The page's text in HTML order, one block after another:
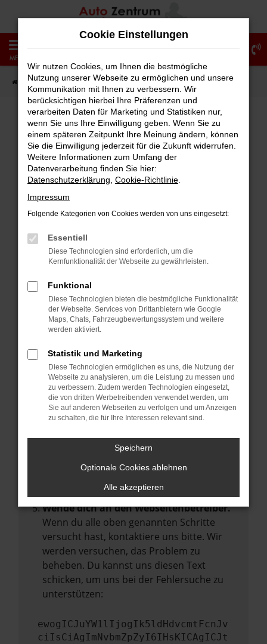
Zum
springen
MENÜ
Startseite Fahrzeugangebote Fahrzeug-Showroom
Fehler: Network Error
Beim Laden ist ein Fehler aufgetreten.
Hier sind ein paar Tipps, die dir helfen können:
Überprüfe deine Firewall und deine
Internetverbindung.
deine Suchmaschine?
Prüfe deine Browsererweiterungen.
können das Laden bestimmter Seiten
verhindern. Funktioniert die Seite in einem
anderen Browser oder in einem privaten
Fenster?
Starte dein Gerät neu.
Das kann manchmal helfen,
vorübergehende Probleme zu beheben.
Stelle sicher, dass dein Browser und dein
Betriebssystem auf dem neuesten Stand
Veraltete Software birgt nicht nur ein
führen, dass bestimmte Funktionen nicht
mehr unterstützt werden.
Wende dich an den Webseitenbetreiber.
Wenn du alle oben genannten Schritte
versucht hast, kontaktiere uns bitte. Wir
werden versuchen, das Problem zu
beheben. Du kannst uns diesen Text
schicken, um uns bei der Fehlersuche zu
unterstützen:
ewogICJuYW1lIjogIk5ldHdvcmtFcnJv
ciIsCiAgImNvbmZpZyI6IHsKICAgICJt
Cookie Einstellungen
Wir nutzen Cookies, um Ihnen die bestmögliche
Nutzung unserer Webseite zu ermöglichen und unsere
Kommunikation mit Ihnen zu verbessern. Wir
berücksichtigen hierbei Ihre Präferenzen und
verarbeiten Daten für Marketing und Statistiken nur,
wenn Sie uns Ihre Einwilligung geben. Wenn Sie zu
einem späteren Zeitpunkt Ihre Meinung ändern, können
Sie die Einwilligung jederzeit für die Zukunft widerrufen.
Weitere Informationen zum Umfang der
Datenverarbeitung finden Sie hier:
Datenschutzerklärung Cookie-Richtlinie
Impressum
Folgende Kategorien von Cookies werden von uns eingesetzt:
Essentiell
Diese Technologien sind erforderlich, um die
Kernfunktionalität der Webseite zu gewährleisten.
Funktional
Diese Technologien bieten die bestmögliche Funktionalität
der Webseite. Services von Drittanbietern wie Google
Maps, Chats, Fahrzeugbewertungssystem und weitere
werden aktiviert.
Statistik und Marketing
Diese Technologien ermöglichen es uns, die Nutzung der
Webseite zu analysieren, um die Leistung zu messen und
zu verbessern. Zudem werden Technologien eingesetzt,
die von dritten Werbetreibenden verwendet werden, um
Sie auf anderen Webseiten zu verfolgen und um Anzeigen
zu schalten, die für Ihre Interessen relevant sind.
Speichern
Optionale Cookies ablehnen
Alle akzeptieren